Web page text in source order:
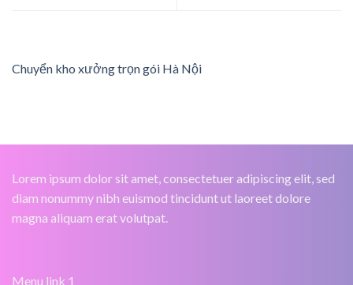
Chuyển kho xưởng trọn gói Hà Nội
Lorem ipsum dolor sit amet, consectetuer adipiscing elit, sed
diam nonummy nibh euismod tincidunt ut laoreet dolore
magna aliquam erat volutpat.
Menu link 1